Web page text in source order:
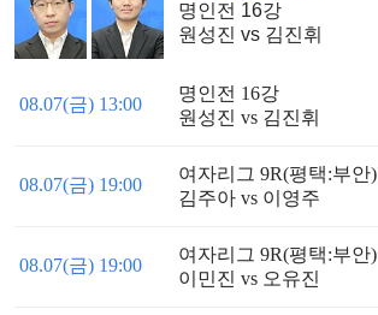
명인전 16강
원성진 vs 김진휘
08.07(금) 13:00
명인전 16강
원성진 vs 김진휘
08.07(금) 19:00
여자리그 9R(평택:부안)
김주아 vs 이영주
08.07(금) 19:00
여자리그 9R(평택:부안)
이민진 vs 오유진